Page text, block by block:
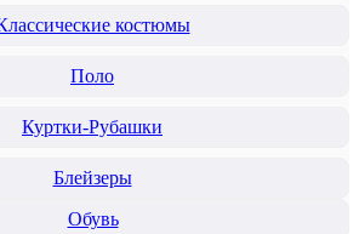
костюмы
Поло
Куртки-Рубашки
Блейзеры
Обувь